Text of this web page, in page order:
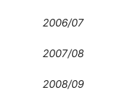
2006/07
2007/08
2008/09